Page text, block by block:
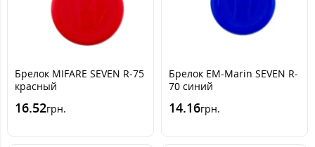
Брелок MIFARE SEVEN R-75
красный
16.52грн.
Брелок EM-Marin SEVEN R-
70 синий
14.16грн.